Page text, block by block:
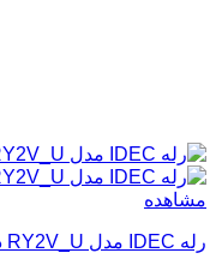
مشاهده
رله IDEC مدل RY2V_U دارای 12 ولت و 8 پین